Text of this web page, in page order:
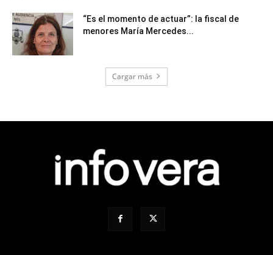
“Es el momento de actuar”: la fiscal de
menores María Mercedes...
Cargar más